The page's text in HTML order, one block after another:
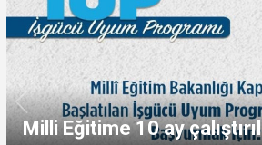
Milli Eğitime 10 ay